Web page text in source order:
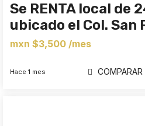
Se RENTA local de
ubicado el Col. San
mxn $3,500 /mes
Hace 1 mes COMPARAR